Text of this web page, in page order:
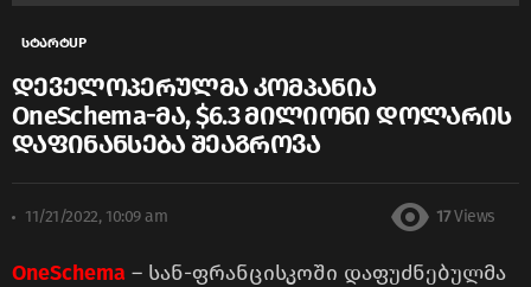
სტარტUP
დეველოპერულმა კომპანია
OneSchema-მა, $6.3 მილიონი დოლარის
დაფინანსება შეაგროვა
11/21/2022, 10:09 am 17 Views
OneSchema – სან-ფრანცისკოში დაფუძნებულმა